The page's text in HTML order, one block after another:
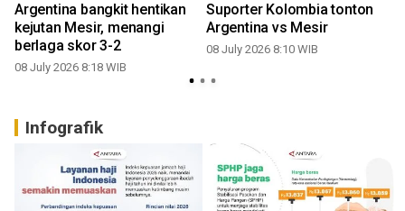
Argentina bangkit hentikan
kejutan Mesir, menangi
berlaga skor 3-2
08 July 2026 8:18 WIB
Suporter Kolombia tonton
Argentina vs Mesir
08 July 2026 8:10 WIB
Infografik